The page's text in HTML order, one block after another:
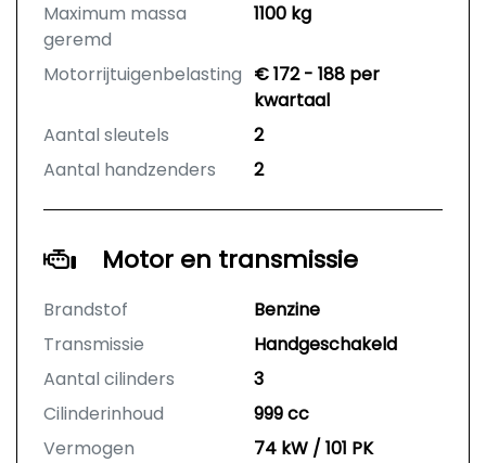
Maximum massa
geremd
1100 kg
Motorrijtuigenbelasting € 172 - 188 per
kwartaal
Aantal sleutels
2
Aantal handzenders
2
Motor en transmissie
Brandstof
Benzine
Transmissie
Handgeschakeld
Aantal cilinders
3
Cilinderinhoud
999 cc
Vermogen
74 kW / 101 PK